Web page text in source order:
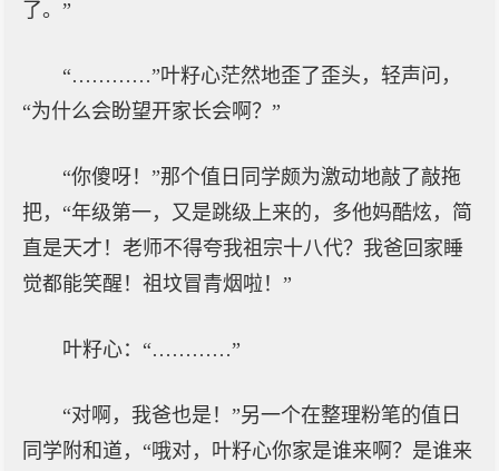
了。”
“…………”叶籽心茫然地歪了歪头，轻声问，
“为什么会盼望开家长会啊？”
“你傻呀！”那个值日同学颇为激动地敲了敲拖
把，“年级第一，又是跳级上来的，多他妈酷炫，简
直是天才！老师不得夸我祖宗十八代？我爸回家睡
觉都能笑醒！祖坟冒青烟啦！”
叶籽心：“…………”
“对啊，我爸也是！”另一个在整理粉笔的值日
同学附和道，“哦对，叶籽心你家是谁来啊？是谁来